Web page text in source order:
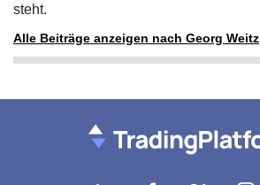
steht.
Alle Beiträge anzeigen nach Georg Weitz